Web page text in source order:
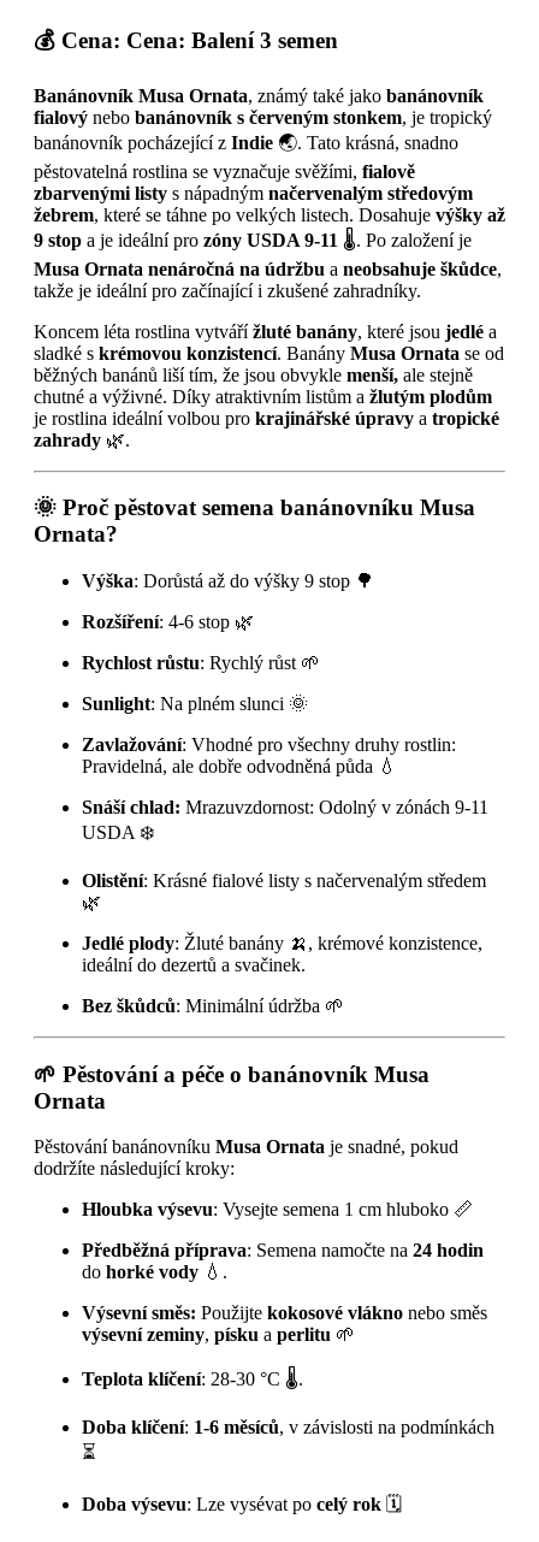
💰 Cena: Cena: Balení 3 semen
Banánovník Musa Ornata, známý také jako banánovník
fialový nebo banánovník s červeným stonkem, je tropický
banánovník pocházející z Indie 🌏. Tato krásná, snadno
pěstovatelná rostlina se vyznačuje svěžími, fialově
zbarvenými listy s nápadným načervenalým středovým
žebrem, které se táhne po velkých listech. Dosahuje výšky až
9 stop a je ideální pro zóny USDA 9-11 🌡️. Po založení je
Musa Ornata nenáročná na údržbu a neobsahuje škůdce,
takže je ideální pro začínající i zkušené zahradníky.
Koncem léta rostlina vytvářížluté banány, které jsou jedlé a
sladké s krémovou konzistencí. Banány Musa Ornata se od
běžných banánů liší tím, že jsou obvykle menší, ale stejně
chutné a výživné. Díky atraktivním listům a žlutým plodům
je rostlina ideální volbou pro krajinářské úpravy a tropické
zahrady 🌿.
🌞 Proč pěstovat semena banánovníku Musa
Ornata?
Výška: Dorůstá až do výšky 9 stop 🌳
Rozšíření: 4-6 stop 🌿
Rychlost růstu: Rychlý růst 🌱
Sunlight: Na plném slunci 🌞
Zavlažování: Vhodné pro všechny druhy rostlin:
Pravidelná, ale dobře odvodněná půda 💧
Snáší chlad: Mrazuvzdornost: Odolný v zónách 9-11
USDA ❄️
Olistění: Krásné fialové listy s načervenalým středem
🌿
Jedlé plody: Žluté banány 🍌, krémové konzistence,
ideální do dezertů a svačinek.
Bez škůdců: Minimální údržba 🌱
🌱 Pěstování a péče o banánovník Musa
Ornata
Pěstování banánovníku Musa Ornata je snadné, pokud
dodržíte následující kroky:
Hloubka výsevu: Vysejte semena 1 cm hluboko 📏
Předběžná příprava: Semena namočte na 24 hodin
do horké vody 💧.
Výsevní směs: Použijte kokosové vlákno nebo směs
výsevní zeminy, písku a perlitu 🌱
Teplota klíčení: 28-30 °C 🌡️.
Doba klíčení: 1-6 měsíců, v závislosti na podmínkách
⏳
Doba výsevu: Lze vysévat po celý rok 🗓️